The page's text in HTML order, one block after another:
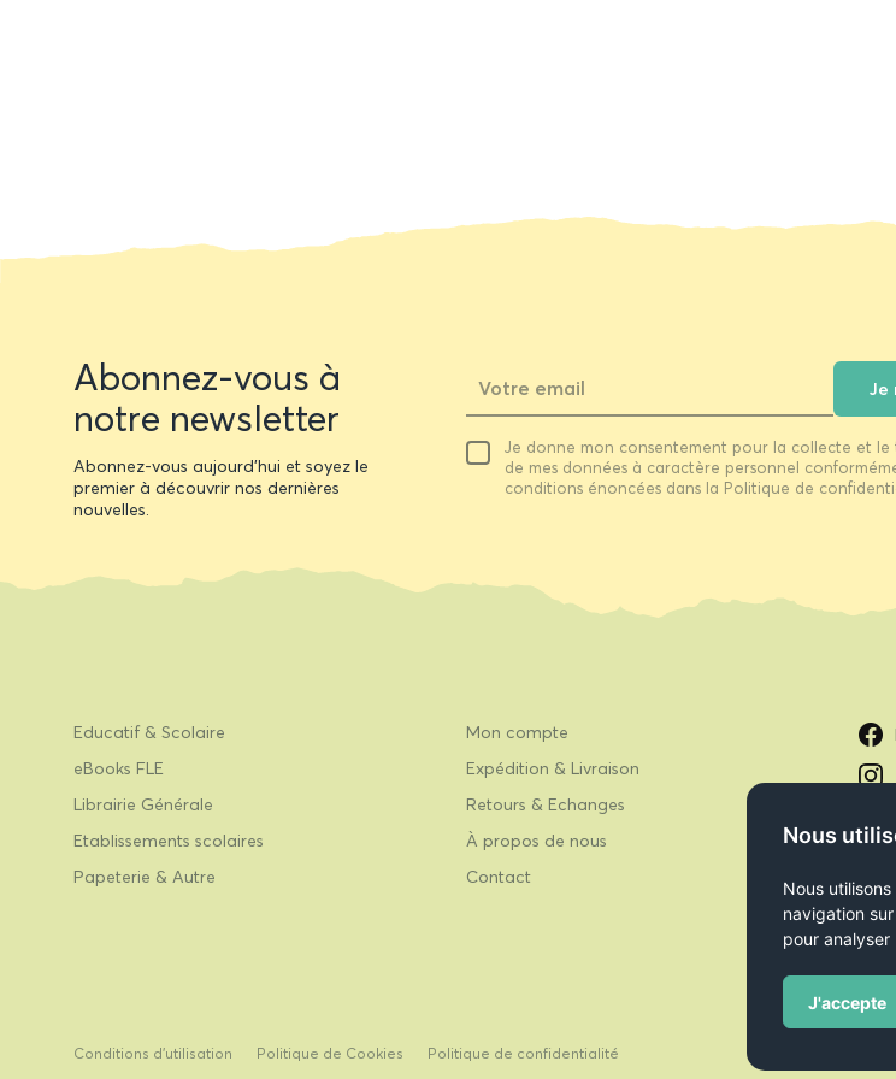
Nous
Nous
navigation
pour
J'accepte
Newsletter
form
Abonnez-vous à
notre newsletter
Abonnez-vous aujourd'hui et soyez le
premier à découvrir nos dernières
nouvelles.
email
Je
Je donne mon consentement pour la collecte et le
de mes données à caractère personnel
conditions énoncées dans la Politique de
Educatif & Scolaire
eBooks FLE
Librairie Générale
Etablissements scolaires
Papeterie & Autre
Mon compte
Expédition & Livraison
Retours & Echanges
À propos de nous
Contact
Conditions d’utilisation Politique de Cookies Politique de confidentialité